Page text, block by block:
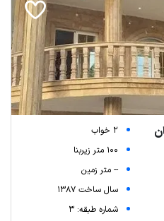
2 خواب
100 متر زیربنا
-- متر زمین
سال ساخت 1387
شماره طبقه: 3